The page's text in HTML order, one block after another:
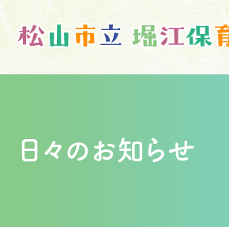
日々のお知らせ